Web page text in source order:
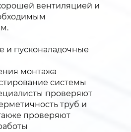
вентиляцией и
и пусконаладочные
монтажа
системы
проверяют
труб и
проверяют